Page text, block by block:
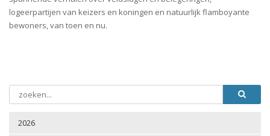
2026
logeerpartijen van keizers en koningen en natuurlijk flamboyante
bewoners, van toen en nu.